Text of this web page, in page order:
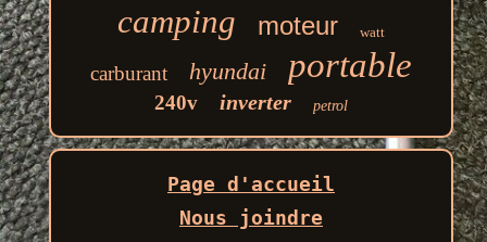
camping moteur watt
carburant hyundai portable
240v inverter petrol
Page d'accueil
Nous joindre